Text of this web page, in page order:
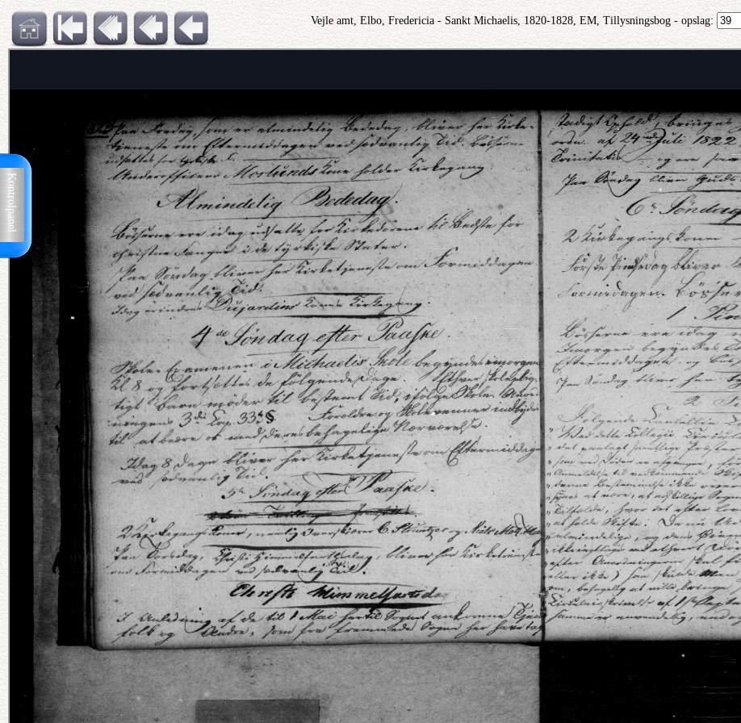
Kontrolpanel
Vejle amt, Elbo, Fredericia - Sankt Michaelis, 1820-1828, EM, Tillysningsbog - opslag: